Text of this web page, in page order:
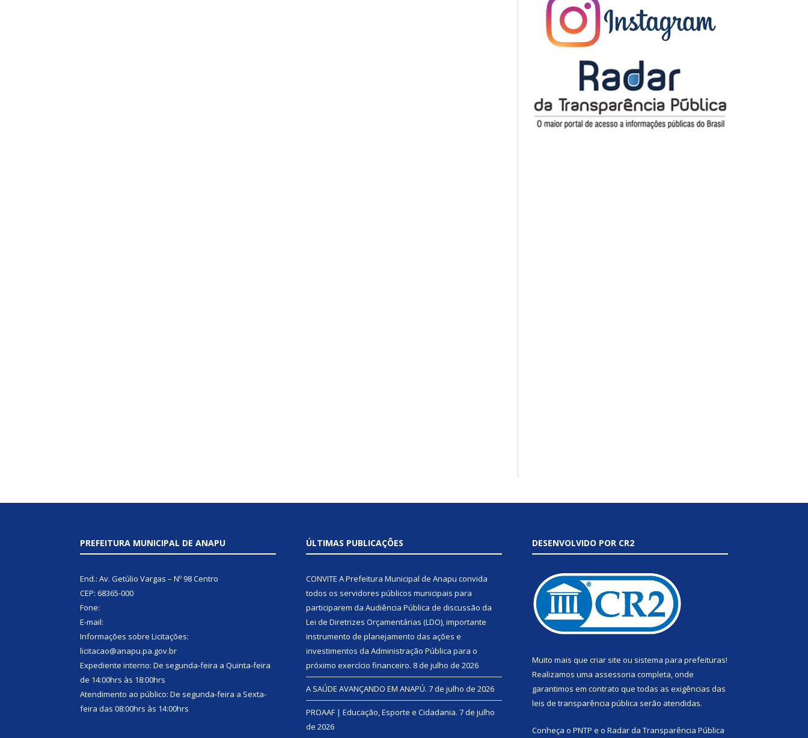
PREFEITURA MUNICIPAL DE ANAPU
End.: Av. Getúlio Vargas – Nº 98 Centro
CEP: 68365-000
Fone:
E-mail:
Informações sobre Licitações:
licitacao@anapu.pa.gov.br
Expediente interno: De segunda-feira a Quinta-feira
de 14:00hrs às 18:00hrs
Atendimento ao público: De segunda-feira a Sexta-
feira das 08:00hrs às 14:00hrs
ÚLTIMAS PUBLICAÇÕES
CONVITE A Prefeitura Municipal de Anapu convida
todos os servidores públicos municipais para
participarem da Audiência Pública de discussão da
Lei de Diretrizes Orçamentárias (LDO), importante
instrumento de planejamento das ações e
investimentos da Administração Pública para o
próximo exercício financeiro. 8 de julho de 2026
A SAÚDE AVANÇANDO EM ANAPÚ. 7 de julho de 2026
PROAAF | Educação, Esporte e Cidadania. 7 de julho
de 2026
DESENVOLVIDO POR CR2
Muito mais que criar site ou sistema para prefeituras!
Realizamos uma assessoria completa, onde
garantimos em contrato que todas as exigências das
leis de transparência pública serão atendidas.
Conheça o PNTP e o Radar da Transparência Pública